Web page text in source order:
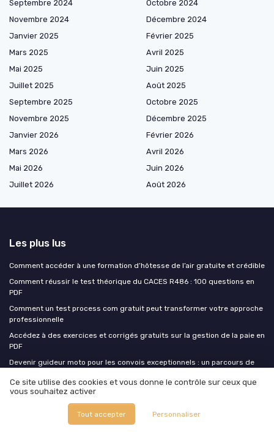
Septembre 2024
Octobre 2024
Novembre 2024
Décembre 2024
Janvier 2025
Février 2025
Mars 2025
Avril 2025
Mai 2025
Juin 2025
Juillet 2025
Août 2025
Septembre 2025
Octobre 2025
Novembre 2025
Décembre 2025
Janvier 2026
Février 2026
Mars 2026
Avril 2026
Mai 2026
Juin 2026
Juillet 2026
Août 2026
Les plus lus
Comment accéder à une formation d’hôtesse de l’air gratuite et crédible
Comment réussir le test théorique du CACES R486 : 100 questions en
PDF
Comment un test process com gratuit peut transformer votre approche
professionnelle
Accédez à des exercices et corrigés gratuits sur la gestion de la paie en
PDF
Devenir guideur moto pour les convois exceptionnels : un parcours de
Les derniers articles
Rentrée formation 2026 : comment les organismes se préparent pour la
Ce site utilise des cookies et vous donne le contrôle sur ceux que
vous souhaitez activer
Tout accepter Personnaliser